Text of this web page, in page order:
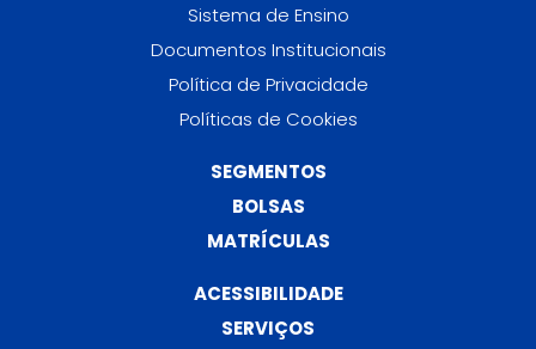
Sistema de Ensino
Documentos Institucionais
Política de Privacidade
Políticas de Cookies
SEGMENTOS
BOLSAS
MATRÍCULAS
ACESSIBILIDADE
SERVIÇOS